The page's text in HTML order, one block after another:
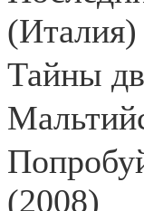
Тайны
(2008)